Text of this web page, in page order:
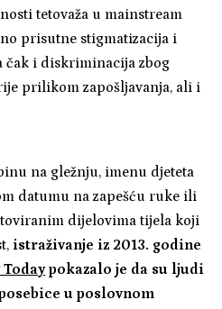
tetovaža u mainstream
prisutne stigmatizacija i
čak i diskriminacija zbog
prilikom zapošljavanja, ali i
na gležnju, imenu djeteta
datumu na zapešću ruke ili
dijelovima tijela koji
istraživanje iz 2013. godine
Todaypokazalo je da su ljudi
u poslovnom